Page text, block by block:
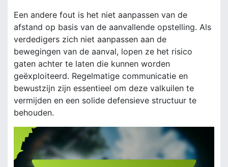
Een andere fout is het niet aanpassen van de
afstand op basis van de aanvallende opstelling. Als
verdedigers zich niet aanpassen aan de
bewegingen van de aanval, lopen ze het risico
gaten achter te laten die kunnen worden
geëxploiteerd. Regelmatige communicatie en
bewustzijn zijn essentieel om deze valkuilen te
vermijden en een solide defensieve structuur te
behouden.